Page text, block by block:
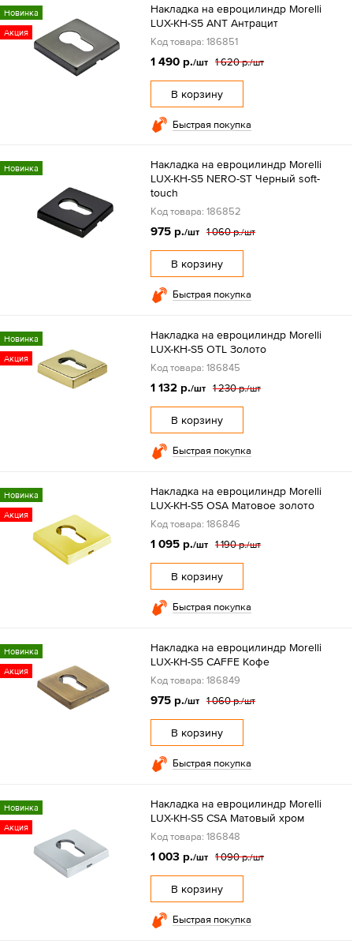
Новинка
Акция
Накладка на евроцилиндр Morelli
LUX-KH-S5 ANT Антрацит
Код товара: 186851
1 490 р./шт 1 620 р./шт
В корзину
Быстрая покупка
Новинка
Накладка на евроцилиндр Morelli
LUX-KH-S5 NERO-ST Черный soft-
touch
Код товара: 186852
975 р./шт 1 060 р./шт
В корзину
Быстрая покупка
Новинка
Акция
Накладка на евроцилиндр Morelli
LUX-KH-S5 OTL Золото
Код товара: 186845
1 132 р./шт 1 230 р./шт
В корзину
Быстрая покупка
Новинка
Акция
Накладка на евроцилиндр Morelli
LUX-KH-S5 OSA Матовое золото
Код товара: 186846
1 095 р./шт 1 190 р./шт
В корзину
Быстрая покупка
Новинка
Акция
Накладка на евроцилиндр Morelli
LUX-KH-S5 CAFFE Кофе
Код товара: 186849
975 р./шт 1 060 р./шт
В корзину
Быстрая покупка
Новинка
Акция
Накладка на евроцилиндр Morelli
LUX-KH-S5 CSA Матовый хром
Код товара: 186848
1 003 р./шт 1 090 р./шт
В корзину
Быстрая покупка